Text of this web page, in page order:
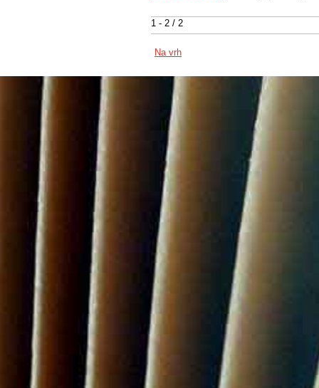
1 - 2 / 2
Na vrh